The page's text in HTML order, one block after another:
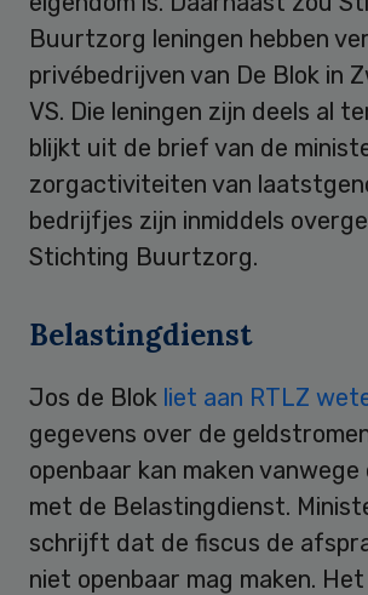
Buurtzorg leningen hebben
privébedrijven van De Blok in
VS. Die leningen zijn deels al
blijkt uit de brief van de
zorgactiviteiten van
bedrijfjes zijn inmiddels
Stichting Buurtzorg.
Belastingdienst
Jos de Blok liet aan RTLZ
gegevens over de
openbaar kan maken
met de Belastingdienst.
schrijft dat de fiscus de
niet openbaar mag maken.